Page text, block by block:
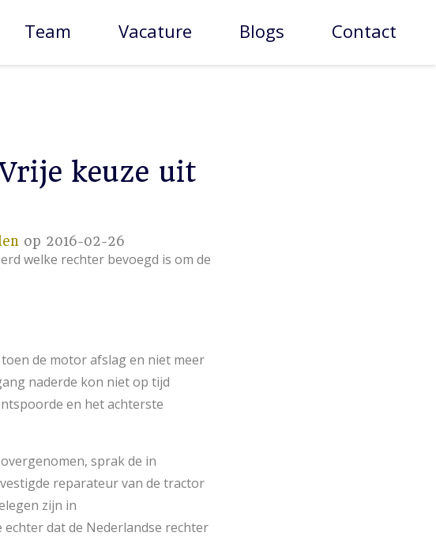
Team Vacature Blogs Contact
keuze uit
op 2016-02-26
welke rechter bevoegd is om de
de motor afslag en niet meer
naderde kon niet op tijd
en het achterste
sprak de in
reparateur van de tractor
zijn in
dat de Nederlandse rechter